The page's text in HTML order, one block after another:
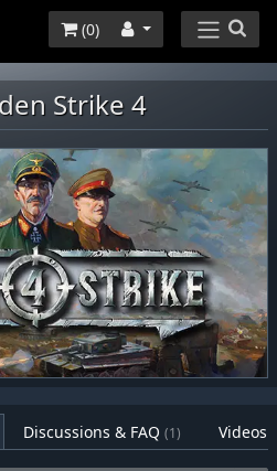
(0)
Strike 4
Discussions & FAQ (1) Videos